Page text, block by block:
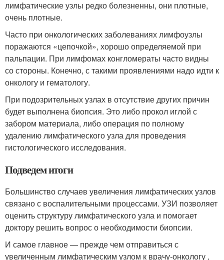
лимфатические узлы редко болезненны, они плотные,
очень плотные.
Часто при онкологических заболеваниях лимфоузлы
поражаются «цепочкой», хорошо определяемой при
пальпации. При лимфомах конгломераты часто видны
со стороны. Конечно, с такими проявлениями надо идти к
онкологу и гематологу.
При подозрительных узлах в отсутствие других причин
будет выполнена биопсия. Это либо прокол иглой с
забором материала, либо операция по полному
удалению лимфатического узла для проведения
гистологического исследования.
Подведем итоги
Большинство случаев увеличения лимфатических узлов
связано с воспалительными процессами. УЗИ позволяет
оценить структуру лимфатического узла и помогает
доктору решить вопрос о необходимости биопсии.
И самое главное — прежде чем отправиться с
увеличенным лимфатическим узлом к врачу-онкологу ,